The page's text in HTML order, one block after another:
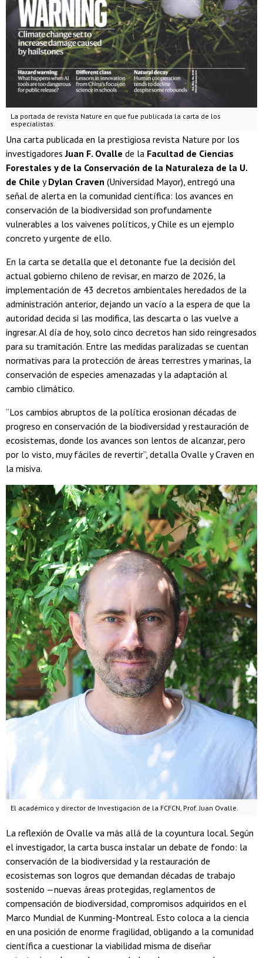
La portada de revista Nature en que fue publicada la carta de los
especialistas.
Una carta publicada en la prestigiosa revista Nature por los
investigadoresJuan F. Ovalle de la Facultad de Ciencias
Forestales y de la Conservación de la Naturaleza de la U.
de Chile yDylan Craven (Universidad Mayor), entregó una
señal de alerta en la comunidad científica: los avances en
conservación de la biodiversidad son profundamente
vulnerables a los vaivenes políticos, y Chile es un ejemplo
concreto y urgente de ello.
En la carta se detalla que el detonante fue la decisión del
actual gobierno chileno de revisar, en marzo de 2026, la
implementación de 43 decretos ambientales heredados de la
administración anterior, dejando un vacío a la espera de que la
autoridad decida si las modifica, las descarta o las vuelve a
ingresar. Al día de hoy, solo cinco decretos han sido reingresados
para su tramitación. Entre las medidas paralizadas se cuentan
normativas para la protección de áreas terrestres y marinas, la
conservación de especies amenazadas y la adaptación al
cambio climático.
“Los cambios abruptos de la política erosionan décadas de
progreso en conservación de la biodiversidad y restauración de
ecosistemas, donde los avances son lentos de alcanzar, pero
por lo visto, muy fáciles de revertir”, detalla Ovalle y Craven en
la misiva.
El académico y director de Investigación de la FCFCN, Prof. Juan Ovalle.
La reflexión de Ovalle va más allá de la coyuntura local. Según
el investigador, la carta busca instalar un debate de fondo: la
conservación de la biodiversidad y la restauración de
ecosistemas son logros que demandan décadas de trabajo
sostenido —nuevas áreas protegidas, reglamentos de
compensación de biodiversidad, compromisos adquiridos en el
Marco Mundial de Kunming-Montreal. Esto coloca a la ciencia
en una posición de enorme fragilidad, obligando a la comunidad
científica a cuestionar la viabilidad misma de diseñar